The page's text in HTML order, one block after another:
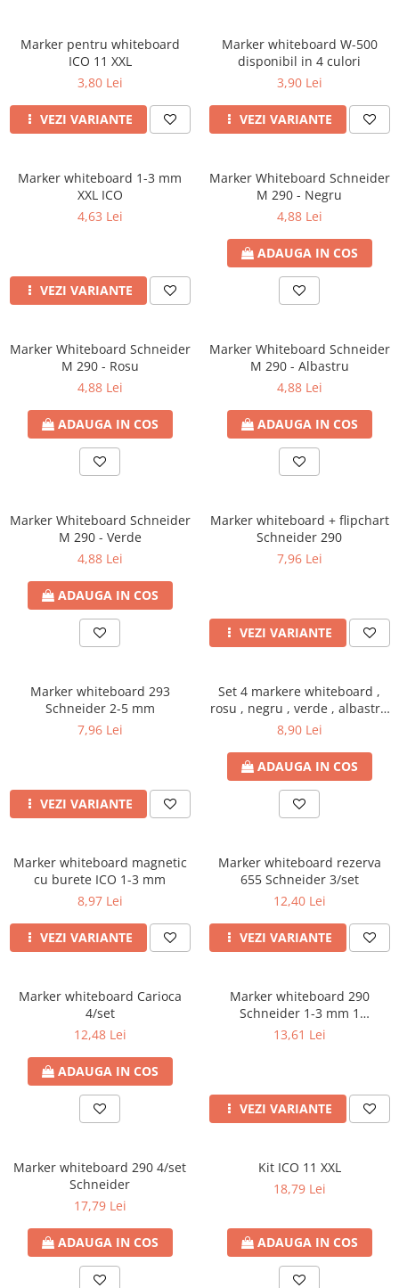
Markere permanente
Markere pentru whiteboard si
Evidentiatoare si markere
universale
Markere speciale
Markere acrilice cu efect metalic
Markere universale
Textmarkere
Distrugator documente
Laminatoare si folii
Capsatoare si capse
Foarfeci si cuttere
Intretinere si curatenie
Plastelina
Seturi creative
Cartuse originale Utax
Cartuse originale Xerox
Cartuse compatibile cu Utax
Cartuse compatibile cu Xerox
Card-uri SD
Cititoare carduri
Hard-uri externe (HDD) si accesorii
Memorii USB
Monitoare
Mouse PAD
Tastaturi
Prize si prelungitoare
Tabla Interactiva
Marker pentru whiteboard
ICO 11 XXL
3,80 Lei
VEZI VARIANTE
Marker whiteboard W-500
disponibil in 4 culori
3,90 Lei
VEZI VARIANTE
Marker whiteboard 1-3 mm
XXL ICO
4,63 Lei
VEZI VARIANTE
Marker Whiteboard Schneider
M 290 - Negru
4,88 Lei
ADAUGA IN COS
Marker Whiteboard Schneider
M 290 - Rosu
4,88 Lei
ADAUGA IN COS
Marker Whiteboard Schneider
M 290 - Albastru
4,88 Lei
ADAUGA IN COS
Marker Whiteboard Schneider
M 290 - Verde
4,88 Lei
ADAUGA IN COS
Marker whiteboard + flipchart
Schneider 290
7,96 Lei
VEZI VARIANTE
Marker whiteboard 293
Schneider 2-5 mm
7,96 Lei
VEZI VARIANTE
Set 4 markere whiteboard ,
rosu , negru , verde , albastru
(material reciclat) , in blister
8,90 Lei
ADAUGA IN COS
Marker whiteboard magnetic
cu burete ICO 1-3 mm
8,97 Lei
VEZI VARIANTE
Marker whiteboard rezerva
655 Schneider 3/set
12,40 Lei
VEZI VARIANTE
Marker whiteboard Carioca
4/set
12,48 Lei
ADAUGA IN COS
Marker whiteboard 290
Schneider 1-3 mm 1
buc/Blister
13,61 Lei
VEZI VARIANTE
Marker whiteboard 290 4/set
Schneider
17,79 Lei
ADAUGA IN COS
Kit ICO 11 XXL
18,79 Lei
ADAUGA IN COS